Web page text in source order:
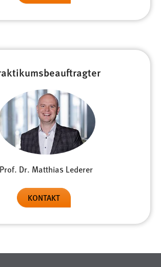
Prof. Dr. Matthias Lederer
KONTAKT
Tracking
MEDIEN
anzeigen zu können, werden von diesen
Cookies gesetzt.